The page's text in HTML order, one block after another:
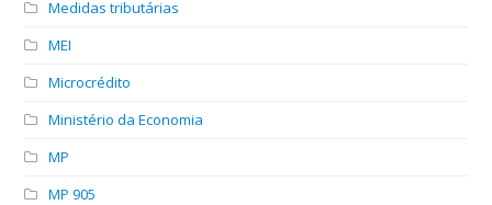
Medidas tributárias
MEI
Microcrédito
Ministério da Economia
MP
MP 905